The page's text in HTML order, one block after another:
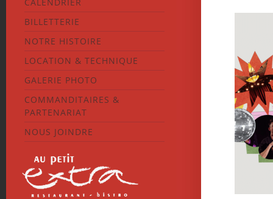
BILLETTERIE
NOTRE HISTOIRE
LOCATION & TECHNIQUE
GALERIE PHOTO
COMMANDITAIRES &
PARTENARIAT
NOUS JOINDRE